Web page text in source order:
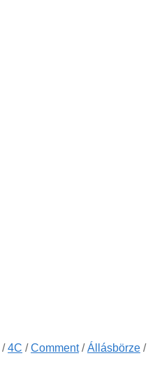
/4C /Comment/Állásbörze /